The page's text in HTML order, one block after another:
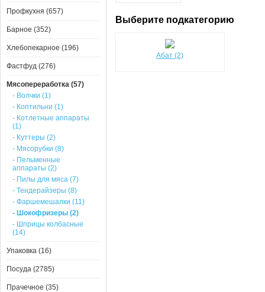
Профкухня (657)
Барное (352)
Хлебопекарное (196)
Фастфуд (276)
Мясопереработка (57)
- Волчки (1)
- Коптильни (1)
- Котлетные аппараты
(1)
- Куттеры (2)
- Мясорубки (8)
- Пельменные
аппараты (2)
- Пилы для мяса (7)
- Тендерайзеры (8)
- Фаршемешалки (11)
- Шокофризеры (2)
- Шприцы колбасные
(14)
Упаковка (16)
Посуда (2785)
Прачечное (35)
Выберите подкатегорию
Абат (2)